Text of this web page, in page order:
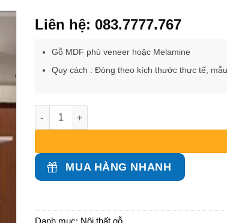
Liên hệ: 083.7777.767
Gỗ MDF phủ veneer hoặc Melamine
Quy cách : Đóng theo kích thước thực tế,
Kệ tivi chạy vách trang trí CND số lượng
MUA HÀNG NHANH
Danh mục: Nội thất gỗ